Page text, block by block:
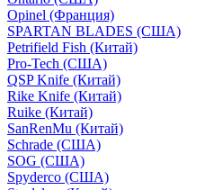
Opinel (Франция)
SPARTAN BLADES (США)
Petrifield Fish (Китай)
Pro-Tech (США)
QSP Knife (Китай)
Rike Knife (Китай)
Ruike (Китай)
SanRenMu (Китай)
Schrade (США)
SOG (США)
Spyderco (США)